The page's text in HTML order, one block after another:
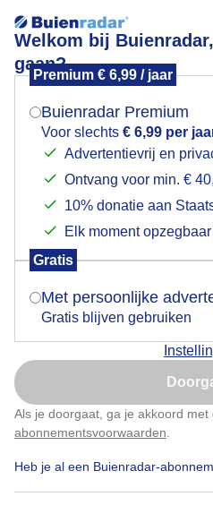
Welkom bij
gaan?
Premium € 6,99 / jaar
Buienradar Premium
Voor slechts € 6,99 per
Advertentievrij en
Ontvang voor min. €
10% donatie aan
Elk moment opzegbaar
Gratis
Met persoonlijke
Gratis blijven gebruiken
Als je doorgaat, ga je akkoord met
abonnementsvoorwaarden
Heb je al een Buienradar-
Kleur op een grijze morgen.
Herfst.
Mogen we je locatie
Indien je hier nog geen
verschijnt er zo een pop-
Is goed,
Nu niet,
Klik hierom dit